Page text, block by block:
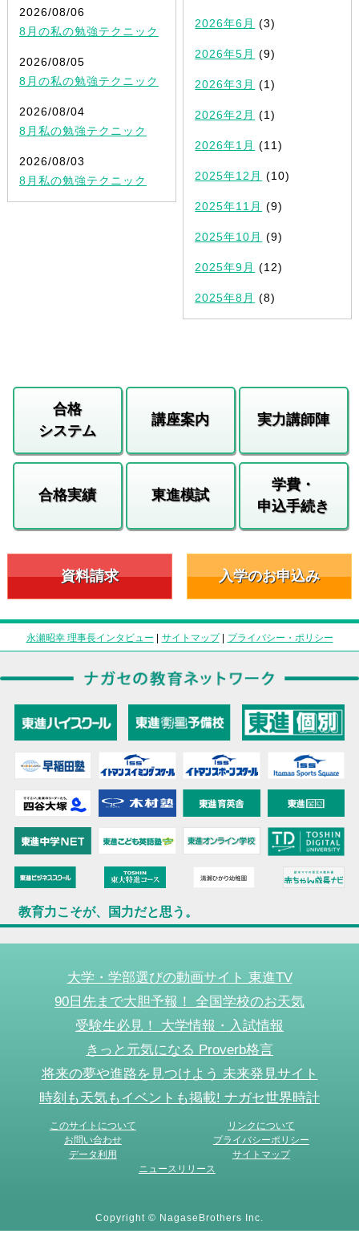
2026/08/06
8月の私の勉強テクニック
2026/08/05
8月の私の勉強テクニック
2026/08/04
8月私の勉強テクニック
2026/08/03
8月私の勉強テクニック
2026年6月 (3)
2026年5月 (9)
2026年3月 (1)
2026年2月 (1)
2026年1月 (11)
2025年12月 (10)
2025年11月 (9)
2025年10月 (9)
2025年9月 (12)
2025年8月 (8)
合格
システム
講座案内 実力講師陣
合格実績 東進模試
学費・
申込手続き
資料請求 入学のお申込み
永瀬昭幸 理事長インタビュー | サイトマップ| プライバシー・ポリシー
教育力こそが、国力だと思う。
大学・学部選びの動画サイト 東進TV
90日先まで大胆予報！ 全国学校のお天気
受験生必見！ 大学情報・入試情報
きっと元気になる Proverb格言
将来の夢や進路を見つけよう 未来発見サイト
時刻も天気もイベントも掲載! ナガセ世界時計
このサイトについて
リンクについて
お問い合わせ
プライバシーポリシー
データ利用
サイトマップ
ニュースリリース
Copyright © NagaseBrothers Inc.